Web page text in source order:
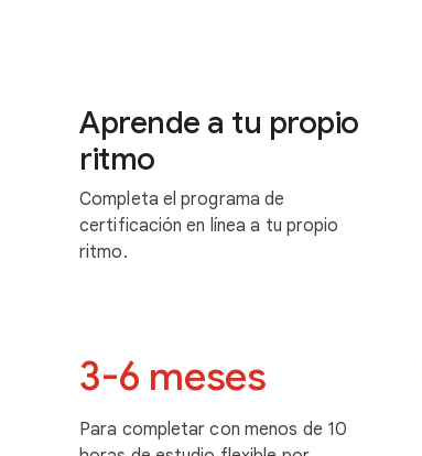
Aprende a tu propio
ritmo
Completa el programa de
certificación en línea a tu propio
ritmo.
3-6 meses
Para completar con menos de 10